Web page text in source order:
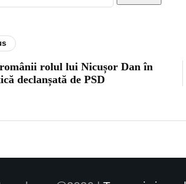
rolul lui Nicușor Dan în
declanșată de PSD